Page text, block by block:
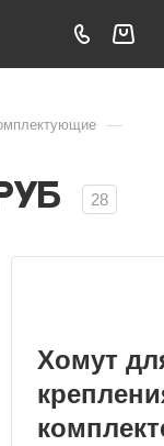
—
28
Хомут